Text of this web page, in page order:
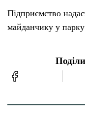
Підприємство
майданчику у